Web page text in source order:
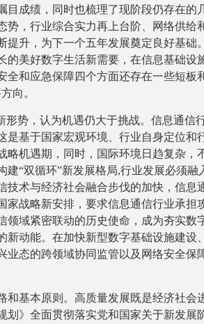
成绩，同时也梳理了现阶段仍存在的
势，行业综合实力再上台阶、网络供给
升，为下一个五年发展奠定良好基础
的美好数字生活新需要，在信息基础设
和应急保障四个方面还存在一些短板
向。
势，认为机遇仍大于挑战。信息通信
是基于国家宏观环境、行业自身定位和
略机遇期，同时，国际环境日趋复杂，
“双循环”新发展格局,行业发展必须融
术与经济社会融合步伐的加快，信息
战略新安排，要求信息通信行业承担
领域紧密联动的历史使命，成为夯实数
新动能。在加快新型数字基础设施建设
业态的跨领域协同监管以及网络安全保
和基本原则。高质量发展既是经济社会
划》全面贯彻落实党和国家关于新发展